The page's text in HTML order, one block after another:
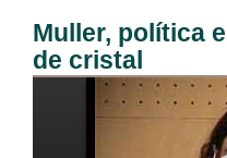
Muller, política
de cristal